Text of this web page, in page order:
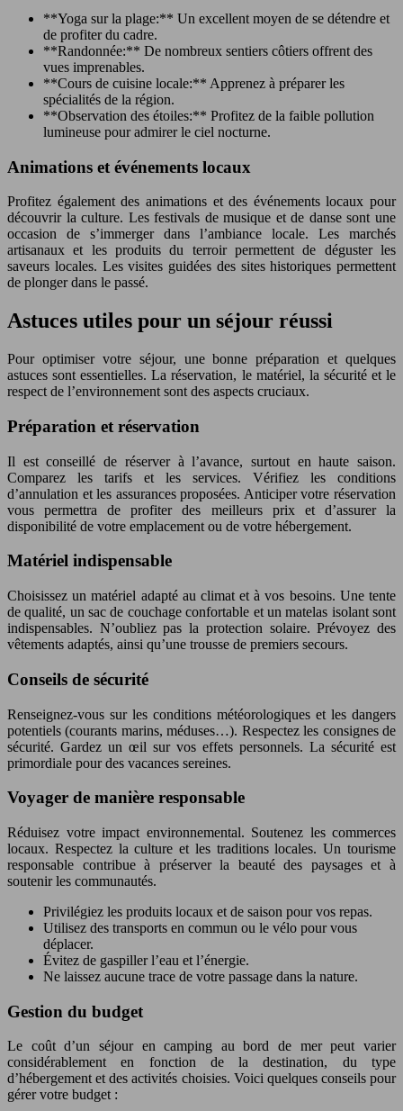
**Yoga sur la plage:** Un excellent moyen de se détendre et
de profiter du cadre.
**Randonnée:** De nombreux sentiers côtiers offrent des
vues imprenables.
**Cours de cuisine locale:** Apprenez à préparer les
spécialités de la région.
**Observation des étoiles:** Profitez de la faible pollution
lumineuse pour admirer le ciel nocturne.
Animations et événements locaux
Profitez également des animations et des événements locaux pour
découvrir la culture. Les festivals de musique et de danse sont une
occasion de s’immerger dans l’ambiance locale. Les marchés
artisanaux et les produits du terroir permettent de déguster les
saveurs locales. Les visites guidées des sites historiques permettent
de plonger dans le passé.
Astuces utiles pour un séjour réussi
Pour optimiser votre séjour, une bonne préparation et quelques
astuces sont essentielles. La réservation, le matériel, la sécurité et le
respect de l’environnement sont des aspects cruciaux.
Préparation et réservation
Il est conseillé de réserver à l’avance, surtout en haute saison.
Comparez les tarifs et les services. Vérifiez les conditions
d’annulation et les assurances proposées. Anticiper votre réservation
vous permettra de profiter des meilleurs prix et d’assurer la
disponibilité de votre emplacement ou de votre hébergement.
Matériel indispensable
Choisissez un matériel adapté au climat et à vos besoins. Une tente
de qualité, un sac de couchage confortable et un matelas isolant sont
indispensables. N’oubliez pas la protection solaire. Prévoyez des
vêtements adaptés, ainsi qu’une trousse de premiers secours.
Conseils de sécurité
Renseignez-vous sur les conditions météorologiques et les dangers
potentiels (courants marins, méduses…). Respectez les consignes de
sécurité. Gardez un œil sur vos effets personnels. La sécurité est
primordiale pour des vacances sereines.
Voyager de manière responsable
Réduisez votre impact environnemental. Soutenez les commerces
locaux. Respectez la culture et les traditions locales. Un tourisme
responsable contribue à préserver la beauté des paysages et à
soutenir les communautés.
Privilégiez les produits locaux et de saison pour vos repas.
Utilisez des transports en commun ou le vélo pour vous
déplacer.
Évitez de gaspiller l’eau et l’énergie.
Ne laissez aucune trace de votre passage dans la nature.
Gestion du budget
Le coût d’un séjour en camping au bord de mer peut varier
considérablement en fonction de la destination, du type
d’hébergement et des activités choisies. Voici quelques conseils pour
gérer votre budget :